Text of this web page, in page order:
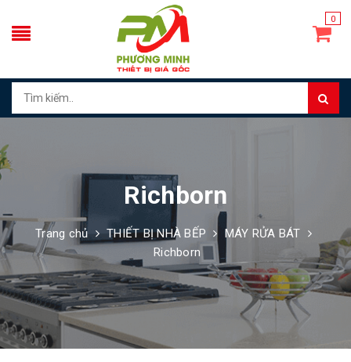
0
Richborn
Trang chủ THIẾT BỊ NHÀ BẾP
MÁY RỬA BÁT
Richborn